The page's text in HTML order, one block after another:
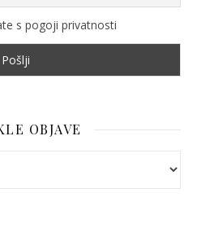
s pogoji privatnosti
OBJAVE